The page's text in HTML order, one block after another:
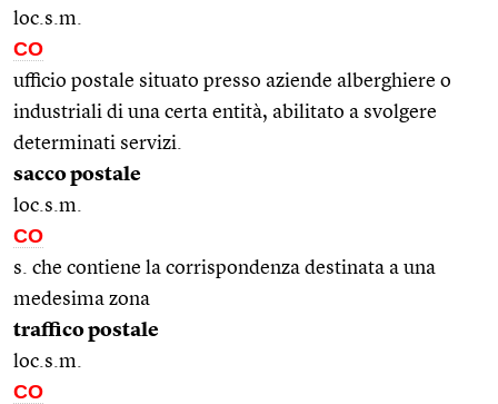
loc.s.m.
CO
ufficio postale situato presso aziende alberghiere o
industriali di una certa entità, abilitato a svolgere
determinati servizi.
sacco postale
loc.s.m.
CO
s. che contiene la corrispondenza destinata a una
medesima zona
traffico postale
loc.s.m.
CO